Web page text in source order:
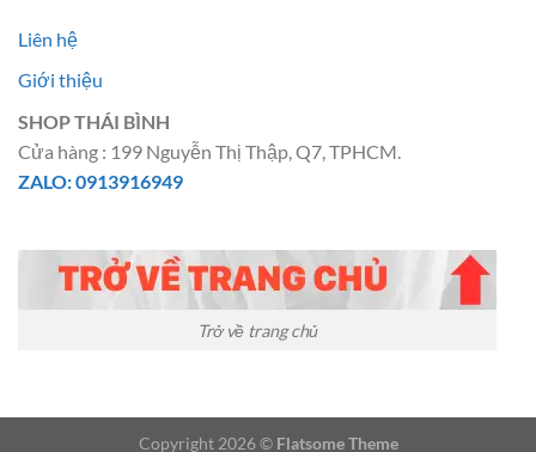
Liên hệ
Giới thiệu
SHOP THÁI BÌNH
Cửa hàng : 199 Nguyễn Thị Thập, Q7, TPHCM.
ZALO: 0913916949
Trở về trang chủ
Copyright 2026 © Flatsome Theme